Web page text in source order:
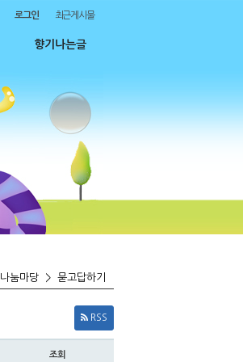
로그인 최근게시물
향기나는글
나눔마당> 묻고답하기
RSS
조회